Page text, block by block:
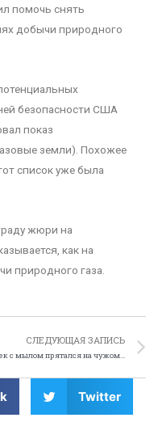
помочь снять
добычи природного
безопасности США
показ
земли). Похожее
список уже была
жюри на
как на
природного газа.
СЛЕДУЮЩАЯ ЗАПИСЬ
Человек с мылом прятался на чужом чердаке
Twitter